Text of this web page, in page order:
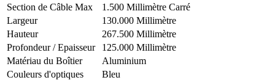
Section de Câble Max
1.500 Millimètre Carré
Largeur
130.000 Millimètre
Hauteur
267.500 Millimètre
Profondeur / Epaisseur
125.000 Millimètre
Matériau du Boîtier
Aluminium
Couleurs d'optiques
Bleu